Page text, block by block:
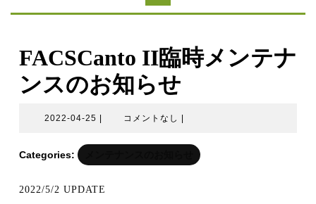
FACSCanto II臨時メンテナ
ンスのお知らせ
2022-04-25 2022-コメントなし
Categories:
2022/5/2 UPDATE